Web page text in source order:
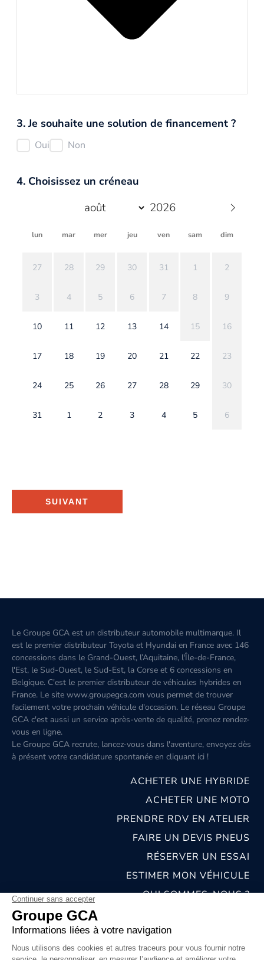
3. Je souhaite une solution de financement ?
Oui Non
4. Choisissez un créneau
lun mar mer jeu ven sam dim
27 28 29 30 31 1 2
3 4 5 6 7 8 9
10 11 12 13 14 15 16
17 18 19 20 21 22 23
24 25 26 27 28 29 30
31 1 2 3 4 5 6
SUIVANT
Le Groupe GCA est un distributeur automobile multimarque. Il
est le premier distributeur Toyota et Hyundai en France avec 146
concessions dans le Grand-Ouest, l’Aquitaine, l'Île-de-France,
l'Est, le Sud-Ouest, le Sud-Est, la Corse et 6 concessions en
Belgique. C'est le premier distributeur de véhicules hybrides en
France. Le site www.groupegca.com vous permet de trouver
facilement votre prochain véhicule d'occasion. Le réseau Groupe
GCA c'est aussi un service après-vente de qualité, prenez rendez-
vous en ligne.
Le Groupe GCA recrute, lancez-vous dans l'aventure, envoyez dès
à présent votre candidature spontanée en cliquant ici !
ACHETER UNE HYBRIDE
ACHETER UNE MOTO
PRENDRE RDV EN ATELIER
FAIRE UN DEVIS PNEUS
RÉSERVER UN ESSAI
ESTIMER MON VÉHICULE
QUI SOMMES-NOUS ?
NOS CONCESSIONS & CARROSSERIES
MENTIONS LÉGALES